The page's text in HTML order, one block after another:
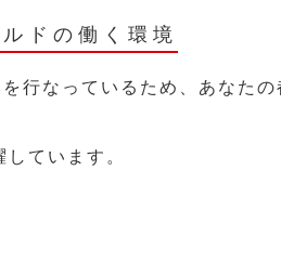
ドの働く環境
行なっているため、あなた
ています。